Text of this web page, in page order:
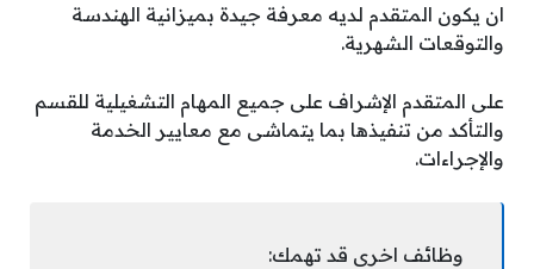
ان يكون المتقدم لديه معرفة جيدة بميزانية الهندسة
والتوقعات الشهرية.
على المتقدم الإشراف على جميع المهام التشغيلية للقسم
والتأكد من تنفيذها بما يتماشى مع معايير الخدمة
والإجراءات.
وظائف اخرى قد تهمك: